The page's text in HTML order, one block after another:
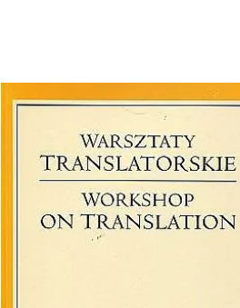
Marketing
Udostępniając swoje
zachowania
podczas
odwiedzania naszej
strony, zwiększasz
szansę na
zobaczenie
spersonalizowanych